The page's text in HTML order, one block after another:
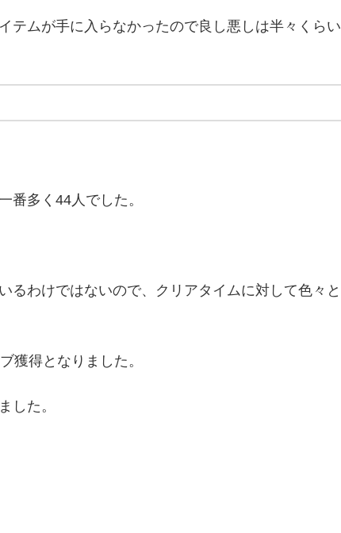
テムが手に入らなかったので良し悪しは半々くらい
番多く44人でした。
るわけではないので、クリアタイムに対して色々と
獲得となりました。
した。